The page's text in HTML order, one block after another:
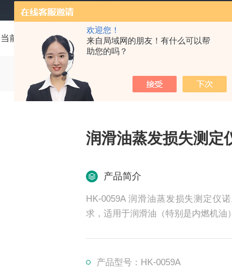
欢迎您！
来自局域网的朋友！有什么可以帮
助您的吗？
当前位置： 首页 产品中心 油品分析仪器 自动润
润滑油蒸发损失测定
产品简介
HK-0059A 润滑油蒸发损失测定仪
求，适用于润滑油（特别是内燃机油
产品型号：HK-0059A